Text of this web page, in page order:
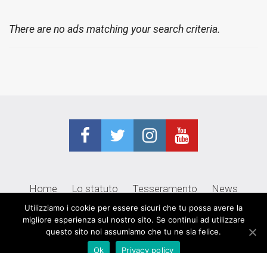
There are no ads matching your search criteria.
Home Lo statuto Tesseramento News
Contatti © Alterego s.r.l.
Utilizziamo i cookie per essere sicuri che tu possa avere la
migliore esperienza sul nostro sito. Se continui ad utilizzare
questo sito noi assumiamo che tu ne sia felice.
Ok
Privacy policy